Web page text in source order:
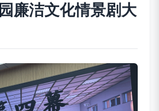
廉洁文化情景剧大